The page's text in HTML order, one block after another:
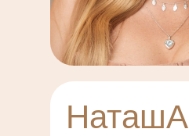
НаташА